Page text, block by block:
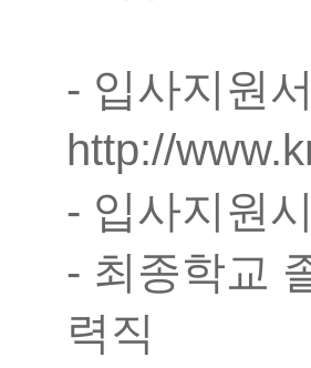
- 입사지원
http://
- 입사지원
- 최종학교
력직